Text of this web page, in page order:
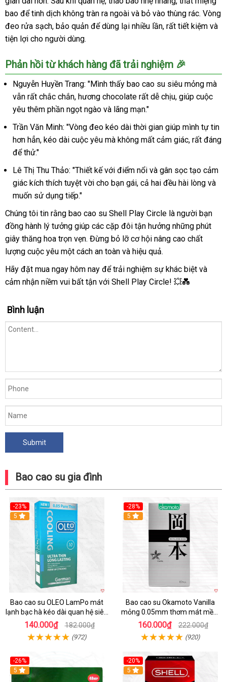
bao để tinh dịch không tràn ra ngoài và bỏ vào thùng rác. Vòng
đeo rửa sạch, bảo quản để dùng lại nhiều lần, rất tiết kiệm và
tiện lợi cho người dùng.
Phản hồi từ khách hàng đã trải nghiệm 🎉
Nguyễn Huyền Trang: "Mình thấy bao cao su siêu mỏng mà
vẫn rất chắc chắn, hương chocolate rất dễ chịu, giúp cuộc
yêu thêm phần ngọt ngào và lãng mạn."
Trần Văn Minh: "Vòng đeo kéo dài thời gian giúp mình tự tin
hơn hẳn, kéo dài cuộc yêu mà không mất cảm giác, rất đáng
để thử."
Lê Thị Thu Thảo: "Thiết kế với điểm nổi và gân sọc tạo cảm
giác kích thích tuyệt vời cho bạn gái, cả hai đều hài lòng và
muốn sử dụng tiếp."
Chúng tôi tin rằng bao cao su Shell Play Circle là người bạn
đồng hành lý tưởng giúp các cặp đôi tận hưởng những phút
giây thăng hoa trọn vẹn. Đừng bỏ lỡ cơ hội nâng cao chất
lượng cuộc yêu một cách an toàn và hiệu quả.
Hãy đặt mua ngay hôm nay để trải nghiệm sự khác biệt và
cảm nhận niềm vui bất tận với Shell Play Circle! 💥💑
Bình luận
Bao cao su gia đình
-23%
5
Bao cao su OLEO LamPo mát
lạnh bạc hà kéo dài quan hệ siêu
mỏng
140.000₫ 182.000₫
(972)
-28%
Hot
5
Bao cao su Okamoto Vanilla
mỏng 0.05mm thơm mát mềm
mại
160.000₫ 222.000₫
(920)
-26%
Hot
5
-20%
5